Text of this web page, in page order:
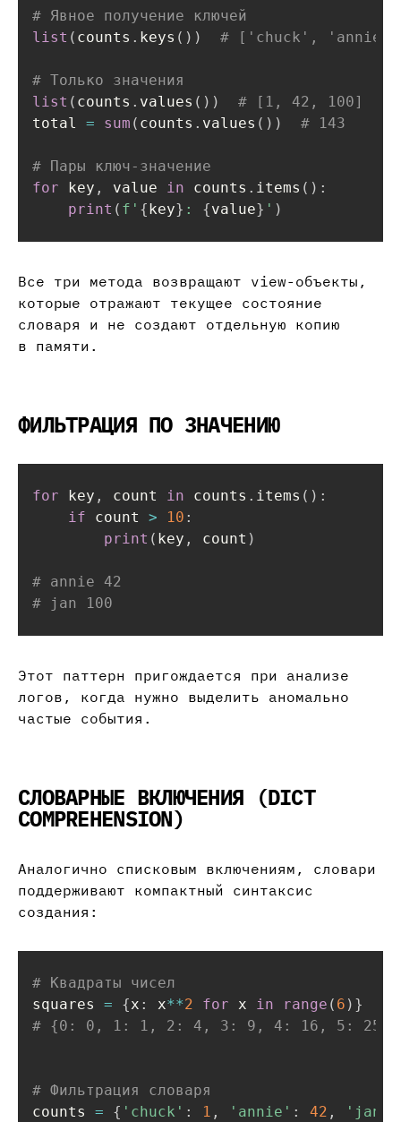
# Явное получение ключей
list ( counts . keys ( ) ) # ['chuck',
# Только значения
list ( counts . values ( ) )
# [1, 42, 100]
total = sum ( counts . values ( ) ) # 143
# Пары ключ-значение
for key , value in counts . items ( ) :
print ( f' { key} : {value} ' )
Все три метода возвращают view-объекты,
которые отражают текущее состояние
словаря и не создают отдельную копию
в памяти.
ФИЛЬТРАЦИЯ ПО ЗНАЧЕНИЮ
for key , count in counts . items ( ) :
if count > 10 :
print ( key , count )
# annie 42
# jan 100
Этот паттерн пригождается при анализе
логов, когда нужно выделить аномально
частые события.
СЛОВАРНЫЕ ВКЛЮЧЕНИЯ (DICT
COMPREHENSION)
Аналогично списковым включениям, словари
поддерживают компактный синтаксис
создания:
# Квадраты чисел
squares = {x : x**2 for x in range ( 6 ) }
# {0: 0, 1: 1, 2: 4, 3: 9, 4: 16, 5: 25}
# Фильтрация словаря
counts = { 'chuck' : 1 , 'annie' : 42 , 'jan'